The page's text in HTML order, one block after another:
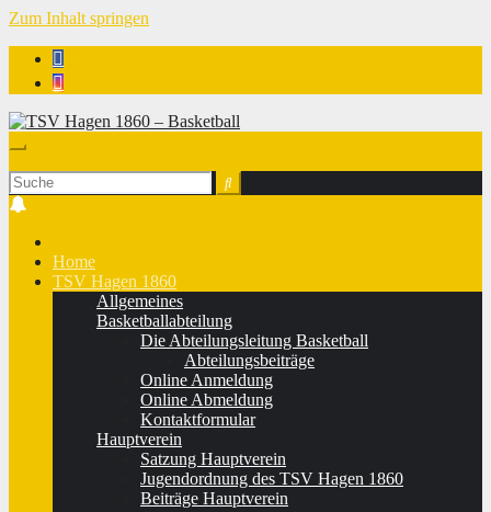
Zum Inhalt springen
Home
TSV Hagen 1860
Allgemeines
Basketballabteilung
Die Abteilungsleitung Basketball
Abteilungsbeiträge
Online Anmeldung
Online Abmeldung
Kontaktformular
Hauptverein
Satzung Hauptverein
Jugendordnung des TSV Hagen 1860
Beiträge Hauptverein